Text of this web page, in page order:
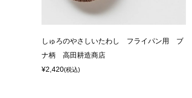
しゅろのやさしいたわし フライパン用 ブ
ナ柄 高田耕造商店
¥2,420(税込)